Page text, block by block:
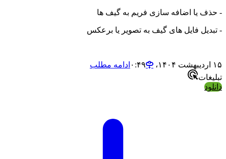
- حذف یا اضافه سازی فریم به گیف ها
- تبدیل فایل های گیف به تصویر یا برعکس
۱۵ اردیبهشت ۱۴۰۴،‏ ۰:۴۹
ادامه مطلب
تبلیغات
دانلود